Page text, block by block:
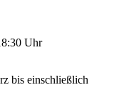
Uhr
bis einschließlich